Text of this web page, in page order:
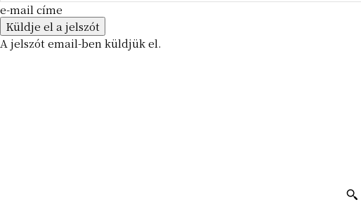
e-mail címe
A jelszót email-ben küldjük el.